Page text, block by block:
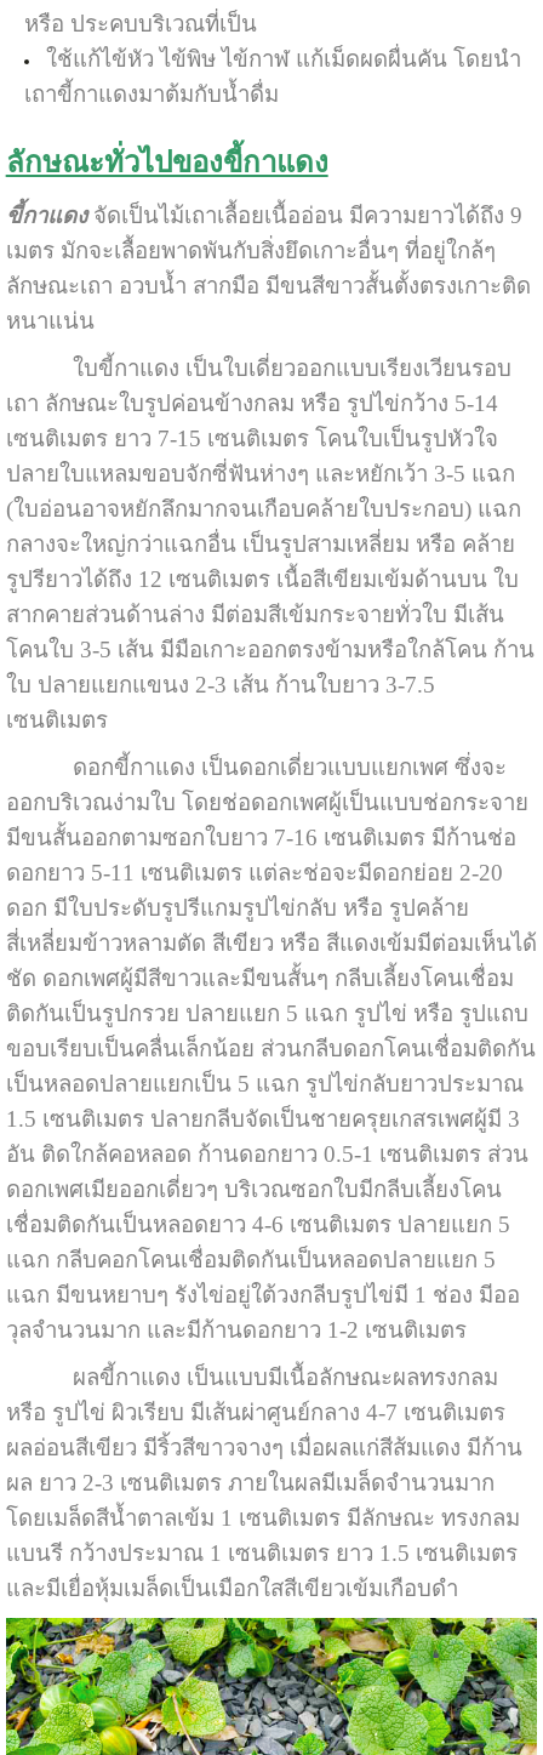
หรือ ประคบบริเวณที่เป็น
ใช้แก้ไข้หัว ไข้พิษ ไข้กาฬ แก้เม็ดผดผื่นคัน โดยนำ
เถาขี้กาแดงมาต้มกับน้ำดื่ม
ลักษณะทั่วไปของขี้กาแดง
ขี้กาแดง จัดเป็นไม้เถาเลื้อยเนื้ออ่อน มีความยาวได้ถึง 9
เมตร มักจะเลื้อยพาดพันกับสิ่งยึดเกาะอื่นๆ ที่อยู่ใกล้ๆ
ลักษณะเถา อวบน้ำ สากมือ มีขนสีขาวสั้นตั้งตรงเกาะติด
หนาแน่น
ใบขี้กาแดง เป็นใบเดี่ยวออกแบบเรียงเวียนรอบ
เถา ลักษณะใบรูปค่อนข้างกลม หรือ รูปไข่กว้าง 5-14
เซนติเมตร ยาว 7-15 เซนติเมตร โคนใบเป็นรูปหัวใจ
ปลายใบแหลมขอบจักซี่ฟันห่างๆ และหยักเว้า 3-5 แฉก
(ใบอ่อนอาจหยักลึกมากจนเกือบคล้ายใบประกอบ) แฉก
กลางจะใหญ่กว่าแฉกอื่น เป็นรูปสามเหลี่ยม หรือ คล้าย
รูปรียาวได้ถึง 12 เซนติเมตร เนื้อสีเขียมเข้มด้านบน ใบ
สากคายส่วนด้านล่าง มีต่อมสีเข้มกระจายทั่วใบ มีเส้น
โคนใบ 3-5 เส้น มีมือเกาะออกตรงข้ามหรือใกล้โคน ก้าน
ใบ ปลายแยกแขนง 2-3 เส้น ก้านใบยาว 3-7.5
เซนติเมตร
ดอกขี้กาแดง เป็นดอกเดี่ยวแบบแยกเพศ ซึ่งจะ
ออกบริเวณง่ามใบ โดยช่อดอกเพศผู้เป็นแบบช่อกระจาย
มีขนสั้นออกตามซอกใบยาว 7-16 เซนติเมตร มีก้านช่อ
ดอกยาว 5-11 เซนติเมตร แต่ละช่อจะมีดอกย่อย 2-20
ดอก มีใบประดับรูปรีแกมรูปไข่กลับ หรือ รูปคล้าย
สี่เหลี่ยมข้าวหลามตัด สีเขียว หรือ สีแดงเข้มมีต่อมเห็นได้
ชัด ดอกเพศผู้มีสีขาวและมีขนสั้นๆ กลีบเลี้ยงโคนเชื่อม
ติดกันเป็นรูปกรวย ปลายแยก 5 แฉก รูปไข่ หรือ รูปแถบ
ขอบเรียบเป็นคลื่นเล็กน้อย ส่วนกลีบดอกโคนเชื่อมติดกัน
เป็นหลอดปลายแยกเป็น 5 แฉก รูปไข่กลับยาวประมาณ
1.5 เซนติเมตร ปลายกลีบจัดเป็นชายครุยเกสรเพศผู้มี 3
อัน ติดใกล้คอหลอด ก้านดอกยาว 0.5-1 เซนติเมตร ส่วน
ดอกเพศเมียออกเดี่ยวๆ บริเวณซอกใบมีกลีบเลี้ยงโคน
เชื่อมติดกันเป็นหลอดยาว 4-6 เซนติเมตร ปลายแยก 5
แฉก กลีบคอกโคนเชื่อมติดกันเป็นหลอดปลายแยก 5
แฉก มีขนหยาบๆ รังไข่อยู่ใต้วงกลีบรูปไข่มี 1 ช่อง มีออ
วุลจำนวนมาก และมีก้านดอกยาว 1-2 เซนติเมตร
ผลขี้กาแดง เป็นแบบมีเนื้อลักษณะผลทรงกลม
หรือ รูปไข่ ผิวเรียบ มีเส้นผ่าศูนย์กลาง 4-7 เซนติเมตร
ผลอ่อนสีเขียว มีริ้วสีขาวจางๆ เมื่อผลแก่สีส้มแดง มีก้าน
ผล ยาว 2-3 เซนติเมตร ภายในผลมีเมล็ดจำนวนมาก
โดยเมล็ดสีน้ำตาลเข้ม 1 เซนติเมตร มีลักษณะ ทรงกลม
แบนรี กว้างประมาณ 1 เซนติเมตร ยาว 1.5 เซนติเมตร
และมีเยื่อหุ้มเมล็ดเป็นเมือกใสสีเขียวเข้มเกือบดำ